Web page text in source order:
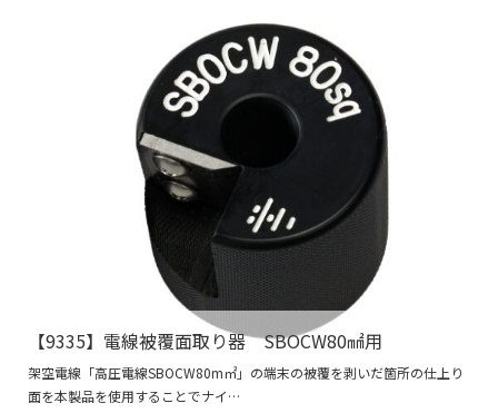
【9335】電線被覆面取り器 SBOCW80㎟用
架空電線「高圧電線SBOCW80m㎡」の端末の被覆を剥いだ箇所の仕上り
面を本製品を使用することでナイ…